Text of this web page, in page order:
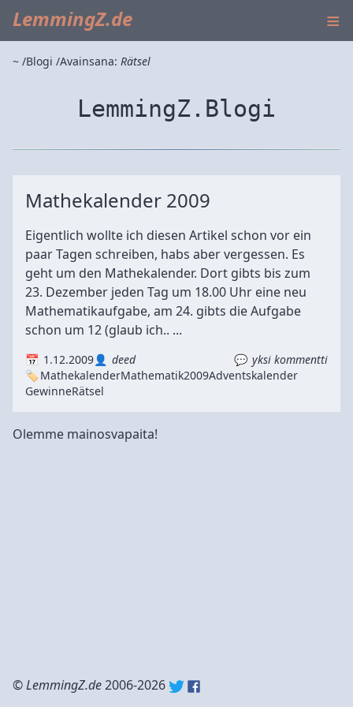
LemmingZ.de ≡
~ Blogi Avainsana: Rätsel
LemmingZ.Blogi
Mathekalender 2009
Eigentlich wollte ich diesen Artikel schon vor ein
paar Tagen schreiben, habs aber vergessen. Es
geht um den Mathekalender. Dort gibts bis zum
23. Dezember jeden Tag um 18.00 Uhr eine neu
Mathematikaufgabe, am 24. gibts die Aufgabe
schon um 12 (glaub ich.. ...
1.12.2009 deed
yksi kommentti
MathekalenderMathematik2009Adventskalender
GewinneRätsel
Olemme mainosvapaita!
©LemmingZ.de2006-2026